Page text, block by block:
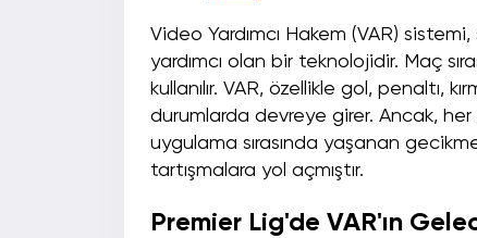
Video Yardımcı Hakem (VAR)
yardımcı olan bir teknolojidir. Maç
kullanılır. VAR, özellikle gol, penaltı,
durumlarda devreye girer. Ancak,
uygulama sırasında yaşanan
tartışmalara yol açmıştır.
Premier Lig'de VAR'ın